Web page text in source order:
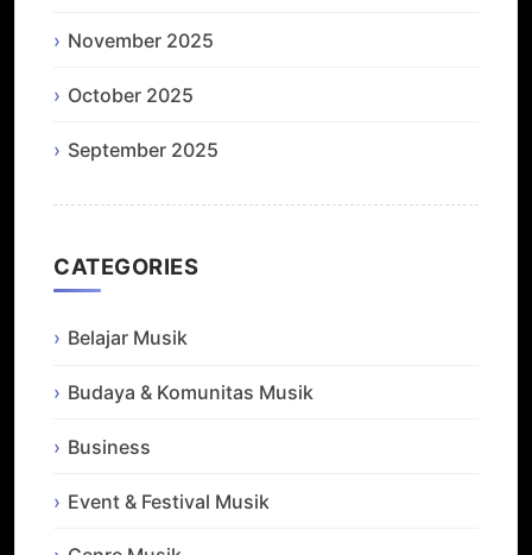
November 2025
October 2025
September 2025
CATEGORIES
Belajar Musik
Budaya & Komunitas Musik
Business
Event & Festival Musik